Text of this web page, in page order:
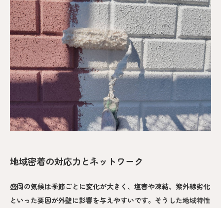
地域密着の対応力とネットワーク
盛岡の気候は季節ごとに変化が大きく、塩害や凍結、紫外線劣化
といった要因が外壁に影響を与えやすいです。そうした地域特性